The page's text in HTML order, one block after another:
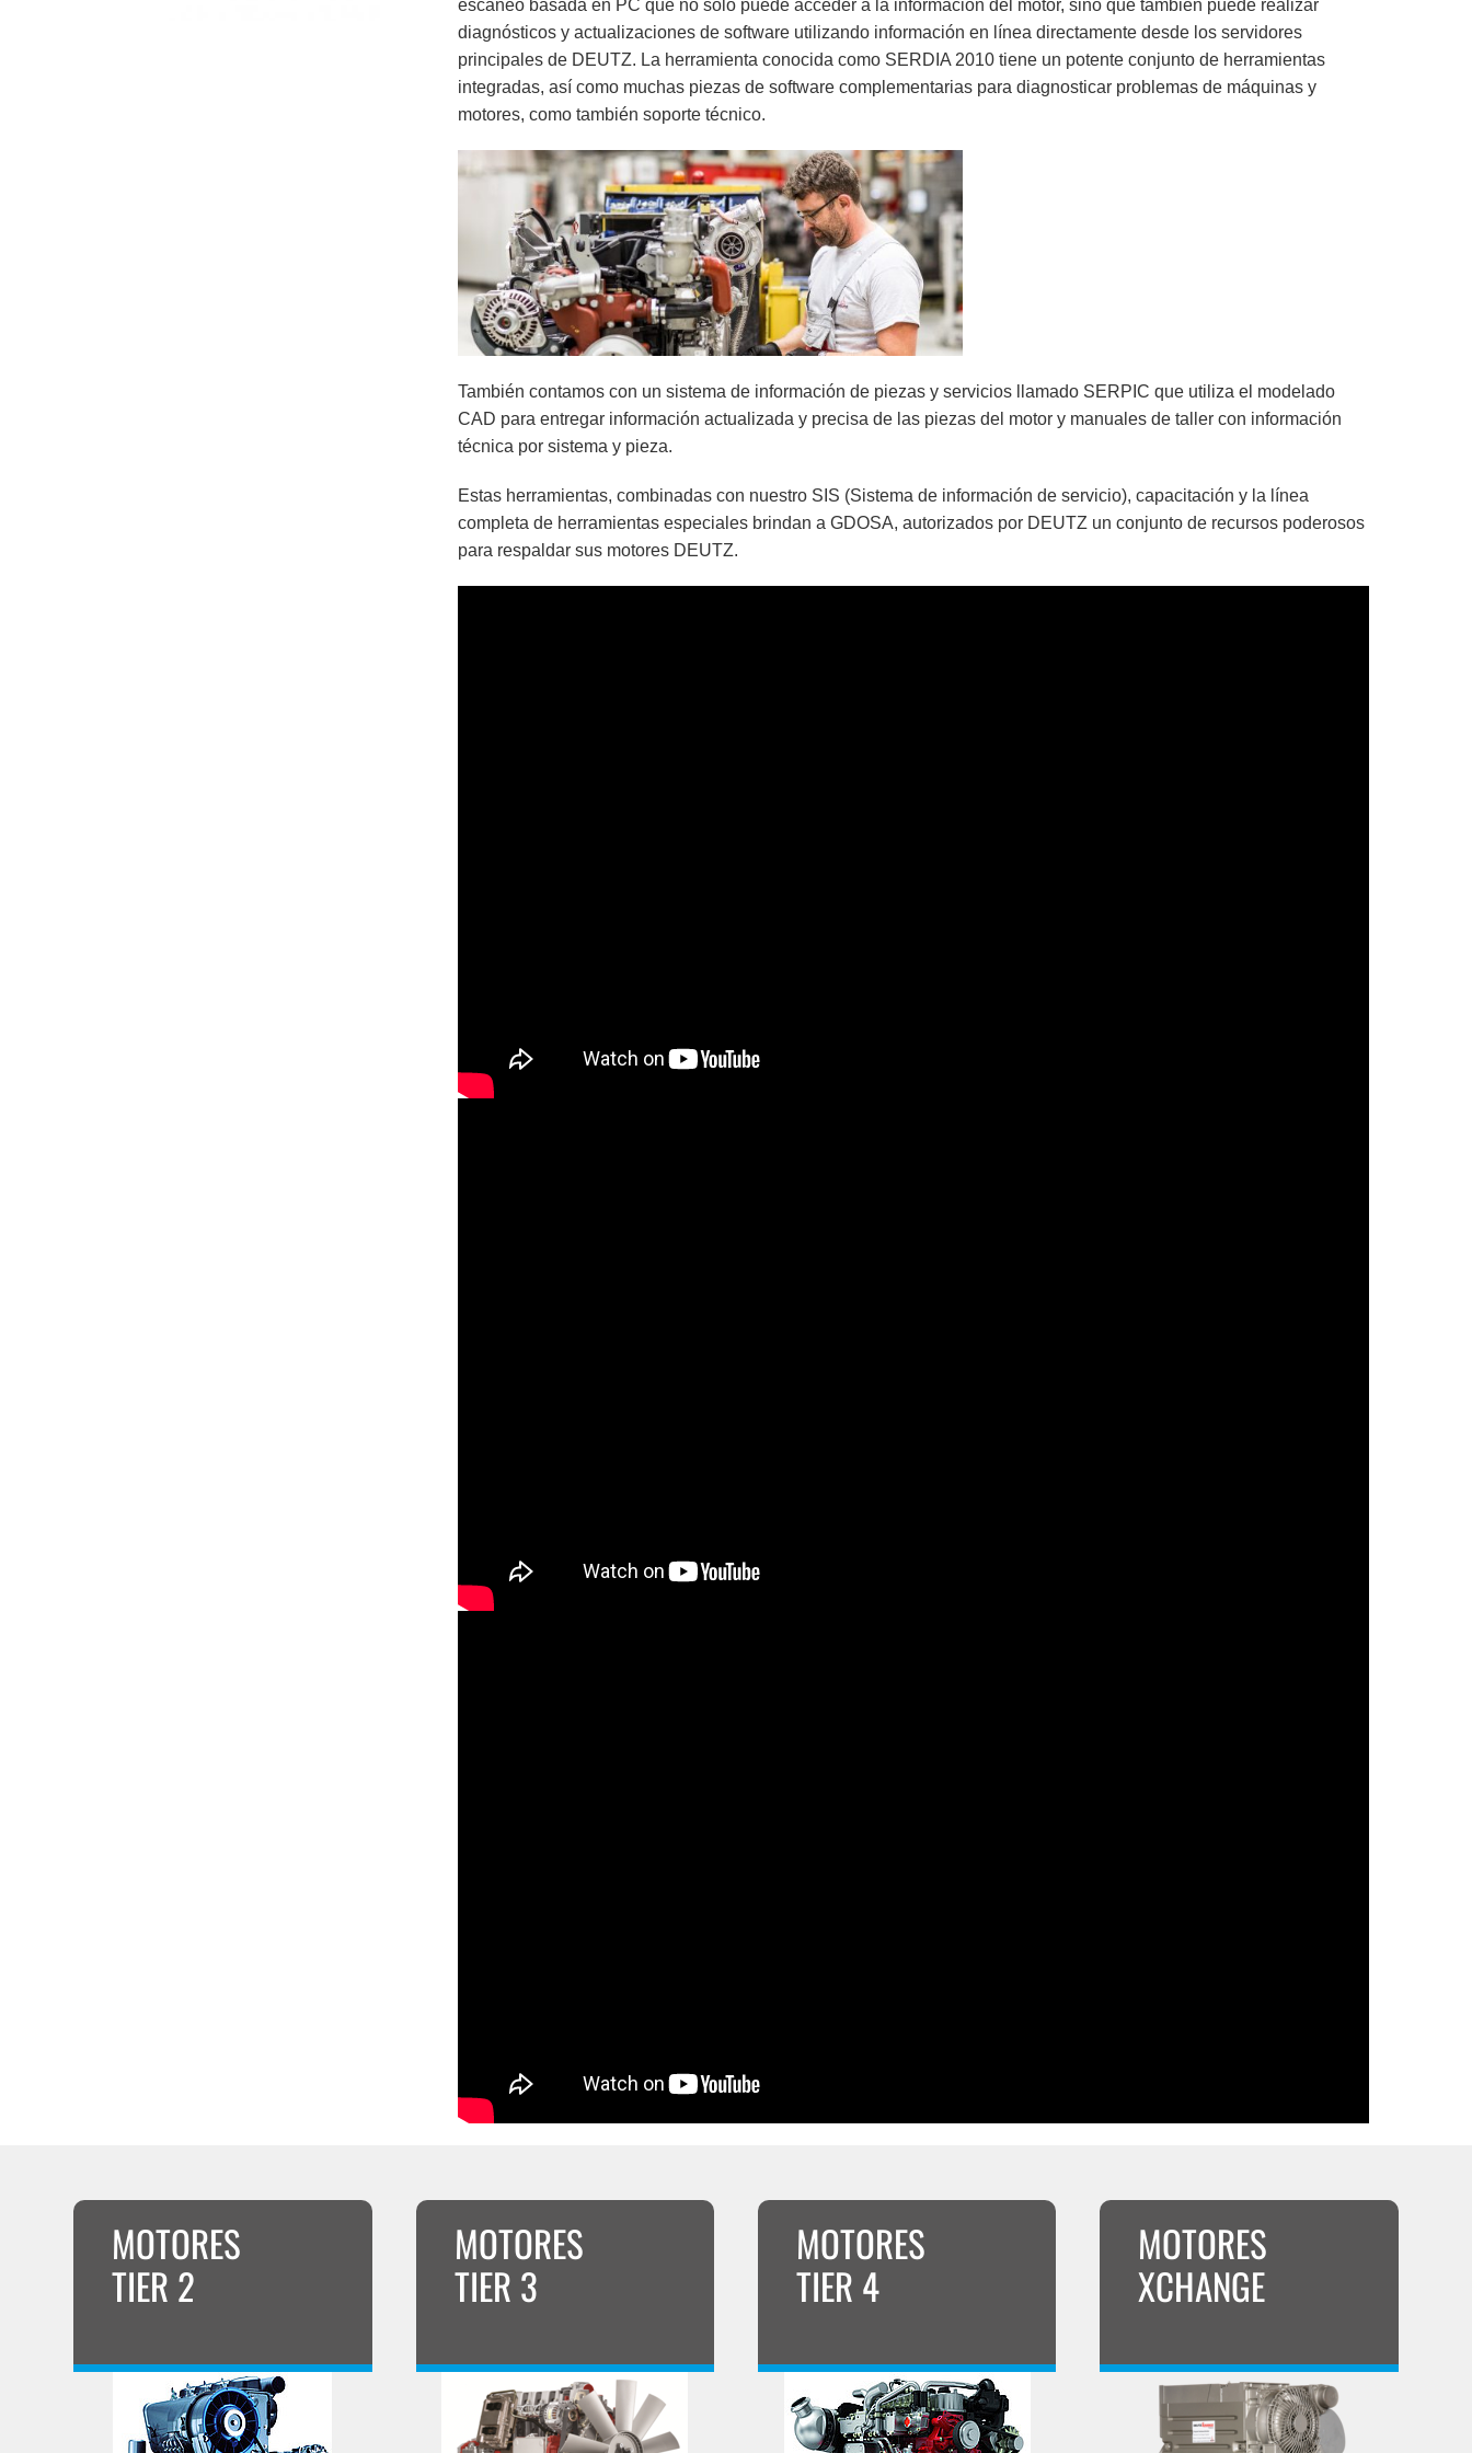
escaneo basada en PC que no solo puede acceder a la información del motor, sino que también puede realizar
diagnósticos y actualizaciones de software utilizando información en línea directamente desde los servidores
principales de DEUTZ. La herramienta conocida como SERDIA 2010 tiene un potente conjunto de herramientas
integradas, así como muchas piezas de software complementarias para diagnosticar problemas de máquinas y
motores, como también soporte técnico.
También contamos con un sistema de información de piezas y servicios llamado SERPIC que utiliza el modelado
CAD para entregar información actualizada y precisa de las piezas del motor y manuales de taller con información
técnica por sistema y pieza.
Estas herramientas, combinadas con nuestro SIS (Sistema de información de servicio), capacitación y la línea
completa de herramientas especiales brindan a GDOSA, autorizados por DEUTZ un conjunto de recursos poderosos
para respaldar sus motores DEUTZ.
MOTORES
TIER 2
MOTORES
TIER 3
MOTORES
TIER 4
MOTORES
XCHANGE